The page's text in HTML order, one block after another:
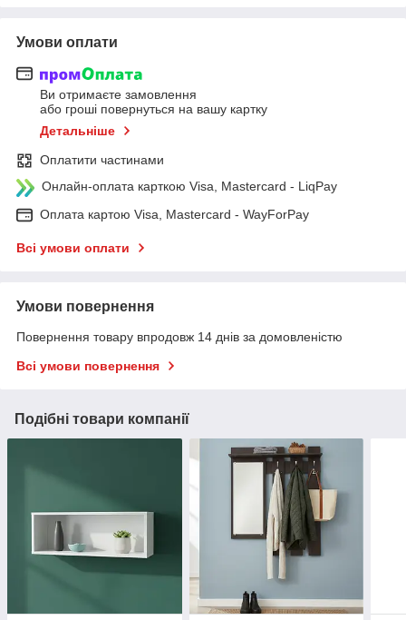
Умови оплати
Ви отримаєте замовлення
або гроші повернуться на вашу картку
Детальніше
Оплатити частинами
Онлайн-оплата карткою Visa, Mastercard - LiqPay
Оплата картою Visa, Mastercard - WayForPay
Всі умови оплати
Умови повернення
Повернення товару впродовж 14 днів за домовленістю
Всі умови повернення
Подібні товари компанії